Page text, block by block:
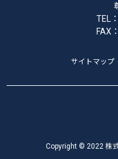
TEL
FAX
サイトマップ
Copyright © 2022 株